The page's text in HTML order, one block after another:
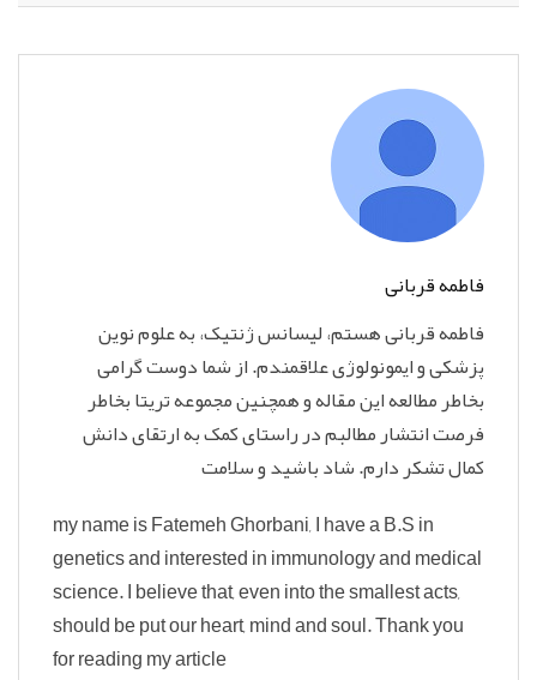
فاطمه قربانی
فاطمه قربانی هستم، لیسانس ژنتیک، به علوم نوین
پزشکی و ایمونولوژی علاقمندم. از شما دوست گرامی
بخاطر مطالعه این مقاله و همچنین مجموعه تریتا بخاطر
فرصت انتشار مطالبم در راستای کمک به ارتقای دانش
کمال تشکر دارم. شاد باشید و سلامت
my name is Fatemeh Ghorbani, I have a B.S in
genetics and interested in immunology and medical
science. I believe that, even into the smallest acts,
should be put our heart, mind and soul. Thank you
for reading my article